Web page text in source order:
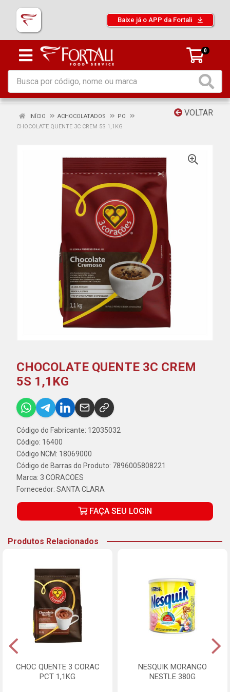
Baixe já o APP da Fortali
0
VOLTAR
INÍCIO ACHOCOLATADOS
PO
CHOCOLATE QUENTE 3C CREM 5S 1,1KG
CHOCOLATE QUENTE 3C CREM
5S 1,1KG
Código do Fabricante: 12035032
Código: 16400
Código NCM: 18069000
Código de Barras do Produto: 7896005808221
Marca: 3 CORACOES
Fornecedor: SANTA CLARA
FAÇA SEU LOGIN
Produtos Relacionados
CHOC QUENTE 3 CORAC
PCT 1,1KG
NESQUIK MORANGO
NESTLE 380G